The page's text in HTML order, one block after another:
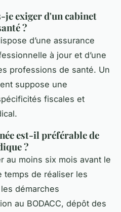
je exiger d'un cabinet
?
d’une assurance
à jour et d’une
professions de santé. Un
suppose une
fiscales et
est-il préférable de
?
au moins six mois avant le
temps de réaliser les
démarches
au BODACC, dépôt des